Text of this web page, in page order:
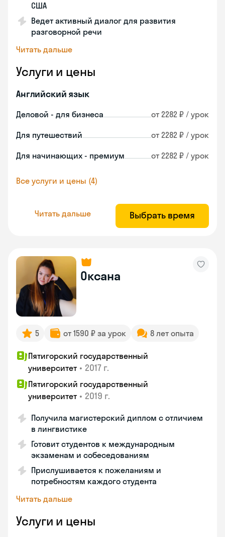
США
Ведет активный диалог для развития
разговорной речи
Читать дальше
Услуги и цены
Английский язык
Деловой - для бизнеса от 2282 ₽ / урок
Для путешествий от 2282 ₽ / урок
Для начинающих - премиум от 2282 ₽ / урок
Все услуги и цены (4)
Читать дальше Выбрать время
Оксана
5 от 1590 ₽ за урок 8 лет опыта
Пятигорский государственный
университет • 2017 г.
Пятигорский государственный
университет • 2019 г.
Получила магистерский диплом с отличием
в лингвистике
Готовит студентов к международным
экзаменам и собеседованиям
Прислушивается к пожеланиям и
потребностям каждого студента
Читать дальше
Услуги и цены